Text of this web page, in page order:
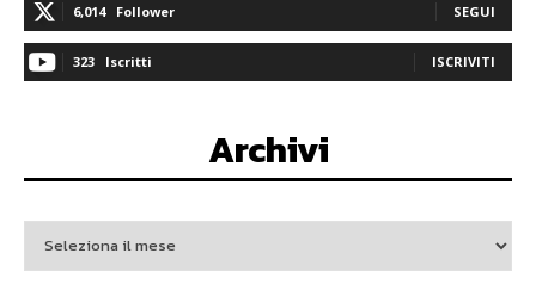
6,014 Follower SEGUI
323 Iscritti ISCRIVITI
Archivi